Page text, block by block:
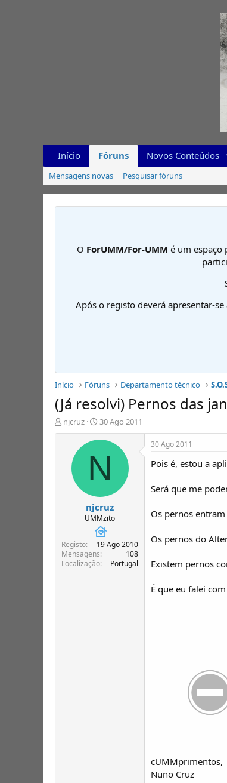
Início Fóruns Novos Conteúdos
Mensagens novas Pesquisar fóruns
O ForUMM/For-UMM é um espaço
Após o registo deverá apresentar-
Início Fóruns Departamento técnico
(Já resolvi) Pernos das
I
n
T
ó
p
njcruz
D
a
t
d
e
n
í
c
i
o
30 Ago 2011
N
njcruz
UMMzito
Registo
19 Ago 2010
Mensagens
108
Localização
Portugal
30 Ago 2011
Pois é, estou a
Será que me
Os pernos
Os pernos do
Existem pernos
É que eu falei
cUMMprimentos,
Nuno Cruz